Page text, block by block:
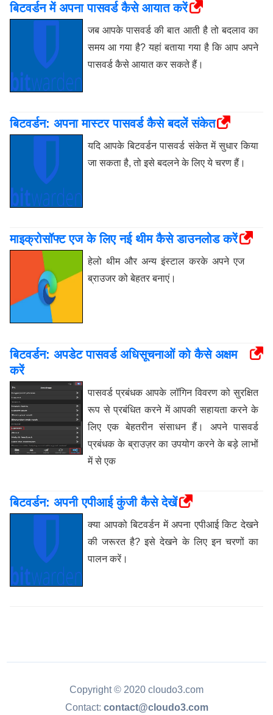
बिटवर्डन में अपना पासवर्ड कैसे आयात करें
जब आपके पासवर्ड की बात आती है तो बदलाव का
समय आ गया है? यहां बताया गया है कि आप अपने
पासवर्ड कैसे आयात कर सकते हैं।
बिटवर्डन: अपना मास्टर पासवर्ड कैसे बदलें संकेत
यदि आपके बिटवर्डन पासवर्ड संकेत में सुधार किया
जा सकता है, तो इसे बदलने के लिए ये चरण हैं।
माइक्रोसॉफ्ट एज के लिए नई थीम कैसे डाउनलोड करें
हेलो थीम और अन्य इंस्टाल करके अपने एज
ब्राउजर को बेहतर बनाएं।
बिटवर्डन: अपडेट पासवर्ड अधिसूचनाओं को कैसे अक्षम
करें
पासवर्ड प्रबंधक आपके लॉगिन विवरण को सुरक्षित
रूप से प्रबंधित करने में आपकी सहायता करने के
लिए एक बेहतरीन संसाधन हैं। अपने पासवर्ड
प्रबंधक के ब्राउज़र का उपयोग करने के बड़े लाभों
में से एक
बिटवर्डन: अपनी एपीआई कुंजी कैसे देखें
क्या आपको बिटवर्डन में अपना एपीआई किट देखने
की जरूरत है? इसे देखने के लिए इन चरणों का
पालन करें।
Copyright © 2020 cloudo3.com
Contact: contact@cloudo3.com